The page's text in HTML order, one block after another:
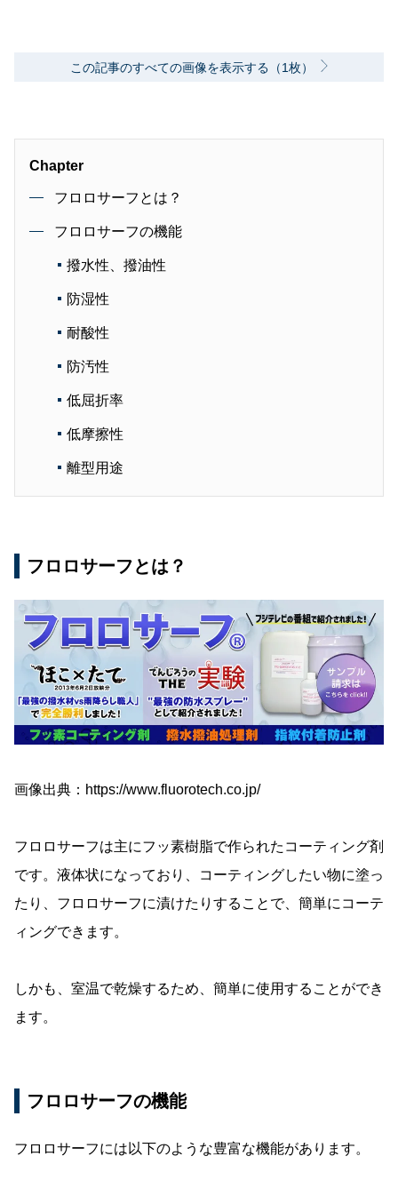
この記事のすべての画像を表示する（1枚）
Chapter
フロロサーフとは？
フロロサーフの機能
撥水性、撥油性
防湿性
耐酸性
防汚性
低屈折率
低摩擦性
離型用途
フロロサーフとは？
画像出典：https://www.fluorotech.co.jp/
フロロサーフは主にフッ素樹脂で作られたコーティング剤
です。液体状になっており、コーティングしたい物に塗っ
たり、フロロサーフに漬けたりすることで、簡単にコーテ
ィングできます。
しかも、室温で乾燥するため、簡単に使用することができ
ます。
フロロサーフの機能
フロロサーフには以下のような豊富な機能があります。